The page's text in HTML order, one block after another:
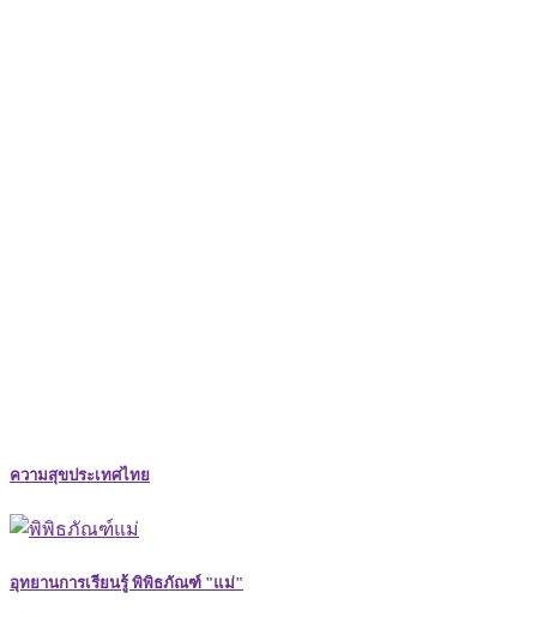
ความสุขประเทศไทย
อุทยานการเรียนรู้ พิพิธภัณฑ์ "แม่"